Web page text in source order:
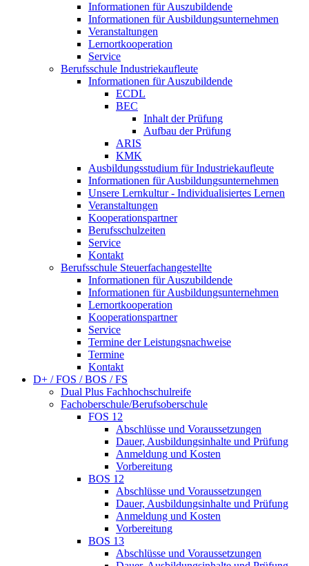
Informationen für Auszubildende
Informationen für Ausbildungsunternehmen
Veranstaltungen
Lernortkooperation
Service
Berufsschule Industriekaufleute
Informationen für Auszubildende
ECDL
BEC
Inhalt der Prüfung
Aufbau der Prüfung
ARIS
KMK
Ausbildungsstudium für Industriekaufleute
Informationen für Ausbildungsunternehmen
Unsere Lernkultur - Individualisiertes Lernen
Veranstaltungen
Kooperationspartner
Berufsschulzeiten
Service
Kontakt
Berufsschule Steuerfachangestellte
Informationen für Auszubildende
Informationen für Ausbildungsunternehmen
Lernortkooperation
Kooperationspartner
Service
Termine der Leistungsnachweise
Termine
Kontakt
D+ / FOS / BOS / FS
Dual Plus Fachhochschulreife
Fachoberschule/Berufsoberschule
FOS 12
Abschlüsse und Voraussetzungen
Dauer, Ausbildungsinhalte und Prüfung
Anmeldung und Kosten
Vorbereitung
BOS 12
Abschlüsse und Voraussetzungen
Dauer, Ausbildungsinhalte und Prüfung
Anmeldung und Kosten
Vorbereitung
BOS 13
Abschlüsse und Voraussetzungen